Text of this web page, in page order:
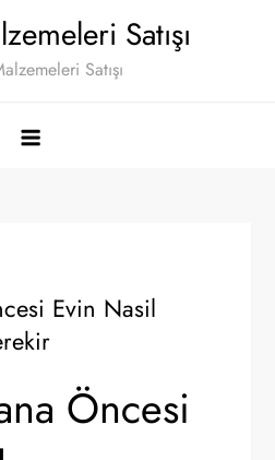
Satışı
Satışı
Evin Nasil
Öncesi